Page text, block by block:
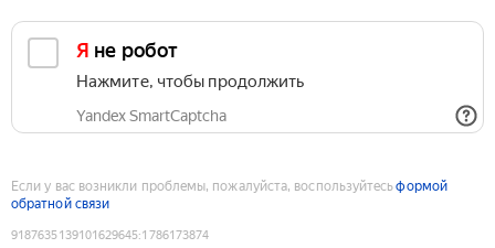
Я не робот
Нажмите, чтобы продолжить
Yandex SmartCaptcha
Если у вас возникли проблемы, пожалуйста, воспользуйтесьформой
обратной связи
9187635139101629645:1786173874